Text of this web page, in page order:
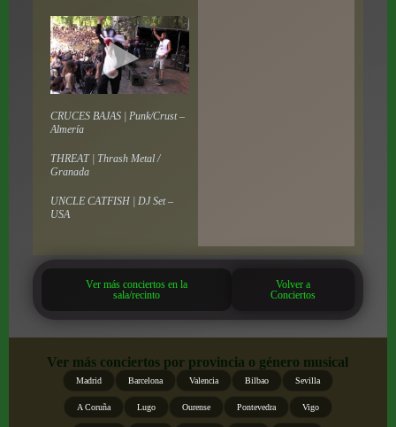
CRUCES BAJAS | Punk/Crust –
Almería
THREAT | Thrash Metal /
Granada
UNCLE CATFISH | DJ Set –
USA
Ver más conciertos en la
sala/recinto
Volver a
Conciertos
Ver más conciertos por provincia o género musical
Madrid Barcelona Valencia Bilbao Sevilla
A Coruña Lugo Ourense Pontevedra Vigo